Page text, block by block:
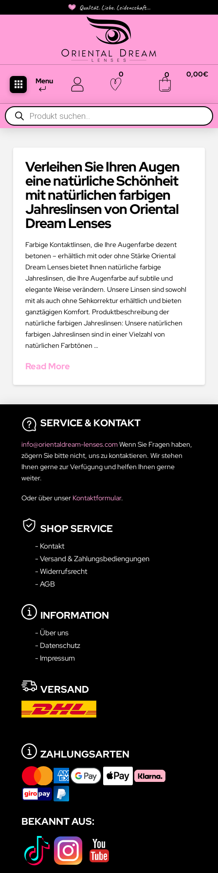
Qualität. Liebe. Leidenschaft...
Menu
0 0 0,00€
Products
search
Verleihen Sie Ihren Augen
eine natürliche Schönheit
mit natürlichen farbigen
Jahreslinsen von Oriental
Dream Lenses
Farbige Kontaktlinsen, die Ihre Augenfarbe dezent
betonen – erhältlich mit oder ohne Stärke Oriental
Dream Lenses bietet Ihnen natürliche farbige
Jahreslinsen, die Ihre Augenfarbe auf subtile und
elegante Weise verändern. Unsere Linsen sind sowohl
mit als auch ohne Sehkorrektur erhältlich und bieten
ganztägigen Komfort. Produktbeschreibung der
natürliche farbigen Jahreslinsen: Unsere natürlichen
farbigen Jahreslinsen sind in einer Vielzahl von
natürlichen Farbtönen …
Read More
SERVICE & KONTAKT
info@orientaldream-lenses.comWenn Sie Fragen haben,
zögern Sie bitte nicht, uns zu kontaktieren. Wir stehen
Ihnen gerne zur Verfügung und helfen Ihnen gerne
weiter.
Oder über unser Kontaktformular.
SHOP SERVICE
- Kontakt
- Versand & Zahlungsbediengungen
- Widerrufsrecht
- AGB
INFORMATION
- Über uns
- Datenschutz
- Impressum
VERSAND
ZAHLUNGSARTEN
BEKANNT AUS: